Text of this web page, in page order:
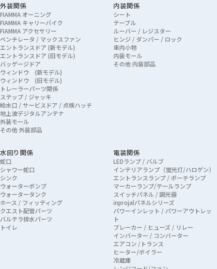
外装関係
FIAMMA オーニング
FIAMMA キャリーバイク
FIAMMA アクセサリー
ベンチレータ / マックスファン
エントランスドア (新モデル)
エントランスドア (旧モデル)
バッゲージドア
ウィンドウ (新モデル)
ウィンドウ (旧モデル)
トレーラーパーツ関係
ステップ / ジャッキ
給水口 / サービスドア / 点検ハッチ
地上波デジタルアンテナ
外装モール
その他 外装部品
内装関係
シート
テーブル
ルーバー / レジスター
ヒンジ / ダンパー / ロック
車内小物
内装モール
その他 内装部品
水回り関係
蛇口
シャワー蛇口
シンク
ウォーターポンプ
ウォータータンク
ホース / フィッティング
クエスト配管パーツ
バルテラ排水パーツ
トイレ
電装関係
LEDランプ / バルブ
インテリアランプ（蛍光灯/ハロゲン）
エントランスランプ / ポーチランプ
マーカーランプ/テールランプ
スイッチパネル / 調光器
inprojalパネルシリーズ
パワーインレット / パワーアウトレッ
ト
ブレーカー / ヒューズ / リレー
インバーター / コンバーター
エアコン /トランス
ヒーター/ボイラー
冷蔵庫